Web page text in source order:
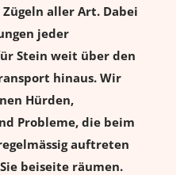
aller Art. Dabei
jeder
Stein weit über den
hinaus. Wir
Hürden,
Probleme, die beim
auftreten
beiseite räumen.